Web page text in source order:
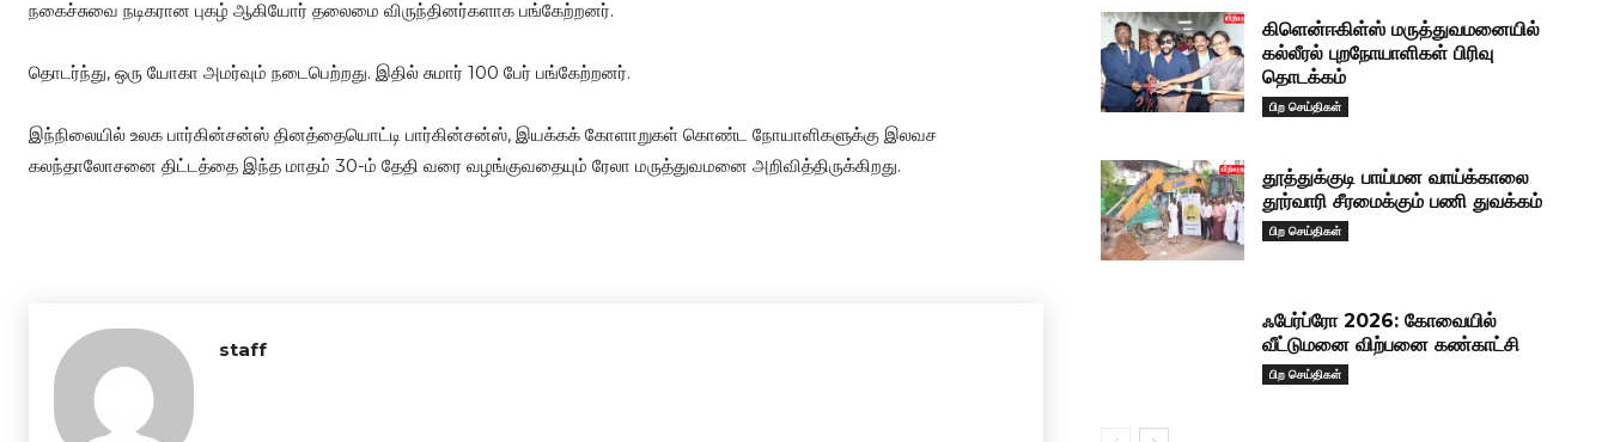
நகைச்சுவை நடிகரான புகழ் ஆகியோர் தலைமை விருந்தினர்களாக பங்கேற்றனர்.
தொடர்ந்து, ஒரு யோகா அமர்வும் நடைபெற்றது. இதில் சுமார் 100 பேர் பங்கேற்றனர்.
இந்நிலையில் உலக பார்கின்சன்ஸ் தினத்தையொட்டி பார்கின்சன்ஸ், இயக்கக் கோளாறுகள் கொண்ட நோயாளிகளுக்கு இலவச
கலந்தாலோசனை திட்டத்தை இந்த மாதம் 30-ம் தேதி வரை வழங்குவதையும் ரேலா மருத்துவமனை அறிவித்திருக்கிறது.
staff
கிளென்ஈகிள்ஸ் மருத்துவமனையில்
கல்லீரல் புறநோயாளிகள் பிரிவு
தொடக்கம்
பிற செய்திகள்
தூத்துக்குடி பாய்மன வாய்க்காலை
தூர்வாரி சீரமைக்கும் பணி துவக்கம்
பிற செய்திகள்
ஃபேர்ப்ரோ 2026: கோவையில்
வீட்டுமனை விற்பனை கண்காட்சி
பிற செய்திகள்